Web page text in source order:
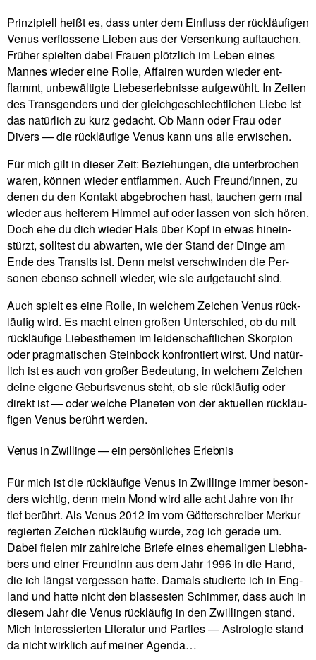
Prin­zi­piell heißt es, dass unter dem Ein­fluss der rück­läu­figen
Venus ver­flos­sene Lieben aus der Ver­sen­kung auf­tau­chen.
Früher spielten dabei Frauen plötz­lich im Leben eines
Mannes wieder eine Rolle, Affairen wurden wieder ent­
flammt, unbe­wäl­tigte Lie­bes­er­leb­nisse auf­ge­wühlt. In Zeiten
des Trans­gen­ders und der gleich­ge­schlecht­li­chen Liebe ist
das natür­lich zu kurz gedacht. Ob Mann oder Frau oder
Divers — die rück­läu­fige Venus kann uns alle erwischen.
Für mich gilt in dieser Zeit: Bezie­hungen, die unter­bro­chen
waren, können wieder ent­flammen. Auch Freund/innen, zu
denen du den Kon­takt abge­bro­chen hast, tau­chen gern mal
wieder aus hei­terem Himmel auf oder lassen von sich hören.
Doch ehe du dich wieder Hals über Kopf in etwas hin­ein­
stürzt, soll­test du abwarten, wie der Stand der Dinge am
Ende des Tran­sits ist. Denn meist ver­schwinden die Per­
sonen ebenso schnell wieder, wie sie auf­ge­taucht sind.
Auch spielt es eine Rolle, in wel­chem Zei­chen Venus rück­
läufig wird. Es macht einen großen Unter­schied, ob du mit
rück­läu­fige Lie­bes­themen im lei­den­schaft­li­chen Skor­pion
oder prag­ma­ti­schen Stein­bock kon­fron­tiert wirst. Und natür­
lich ist es auch von großer Bedeu­tung, in wel­chem Zei­chen
deine eigene Geburts­venus steht, ob sie rück­läufig oder
direkt ist — oder welche Pla­neten von der aktu­ellen rück­läu­
figen Venus berührt werden.
Venus in Zwillinge — ein persönliches Erlebnis
Für mich ist die rück­läu­fige Venus in Zwil­linge immer beson­
ders wichtig, denn mein Mond wird alle acht Jahre von ihr
tief berührt. Als Venus 2012 im vom Göt­ter­schreiber Merkur
regierten Zei­chen rück­läufig wurde, zog ich gerade um.
Dabei fielen mir zahl­reiche Briefe eines ehe­ma­ligen Lieb­ha­
bers und einer Freun­dinn aus dem Jahr 1996 in die Hand,
die ich längst ver­gessen hatte. Damals stu­dierte ich in Eng­
land und hatte nicht den blas­se­sten Schimmer, dass auch in
diesem Jahr die Venus rück­läufig in den Zwil­lingen stand.
Mich inter­es­sierten Lite­ratur und Par­ties — Astro­logie stand
da nicht wirk­lich auf meiner Agenda…